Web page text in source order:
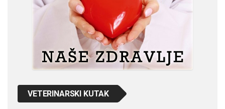
VETERINARSKI KUTAK